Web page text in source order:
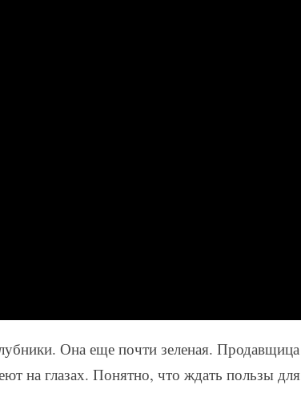
Она еще почти зеленая. Продавщица
на глазах. Понятно, что ждать пользы для